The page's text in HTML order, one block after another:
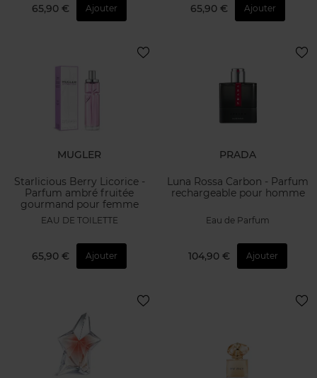
65,90 € Ajouter 65,90 € Ajouter
MUGLER
Starlicious Berry Licorice -
Parfum ambré fruitée
gourmand pour femme
EAU DE TOILETTE
65,90 € Ajouter
PRADA
Luna Rossa Carbon - Parfum
rechargeable pour homme
Eau de Parfum
104,90 € Ajouter